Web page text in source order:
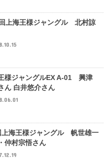
上海王様ジャングル 北村諒
王様ジャングルEX A-01 興津
ん 白井悠介さん
上海王様ジャングル 帆世雄一
仲村宗悟さん